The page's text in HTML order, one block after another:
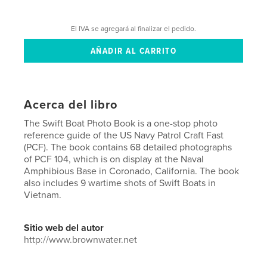
El IVA se agregará al finalizar el pedido.
Acerca del libro
The Swift Boat Photo Book is a one-stop photo
reference guide of the US Navy Patrol Craft Fast
(PCF). The book contains 68 detailed photographs
of PCF 104, which is on display at the Naval
Amphibious Base in Coronado, California. The book
also includes 9 wartime shots of Swift Boats in
Vietnam.
Sitio web del autor
http://www.brownwater.net